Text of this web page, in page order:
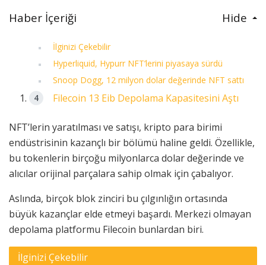
Haber İçeriği Hide
İlginizi Çekebilir
Hyperliquid, Hypurr NFT’lerini piyasaya sürdü
Snoop Dogg, 12 milyon dolar değerinde NFT sattı
Filecoin 13 Eib Depolama Kapasitesini Aştı
NFT’lerin yaratılması ve satışı, kripto para birimi
endüstrisinin kazançlı bir bölümü haline geldi. Özellikle,
bu tokenlerin birçoğu milyonlarca dolar değerinde ve
alıcılar orijinal parçalara sahip olmak için çabalıyor.
Aslında, birçok blok zinciri bu çılgınlığın ortasında
büyük kazançlar elde etmeyi başardı. Merkezi olmayan
depolama platformu Filecoin bunlardan biri.
İlginizi Çekebilir